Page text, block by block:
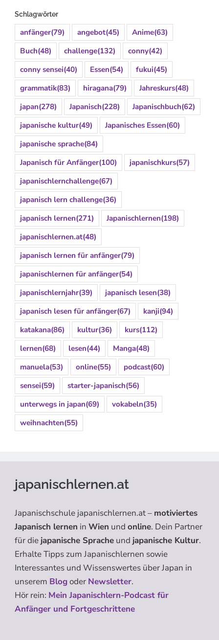
Schlagwörter
anfänger(79) angebot(45) Anime(63)
Buch(48) challenge(132) conny(42)
conny sensei(40) Essen(54) fukui(45)
grammatik(83) hiragana(79) Jahreskurs(48)
japan(278) Japanisch(228) Japanischbuch(62)
japanische kultur(49) Japanisches Essen(60)
japanische sprache(84)
Japanisch für Anfänger(100) japanischkurs(57)
japanischlernchallenge(67)
japanisch lern challenge(36)
japanisch lernen(271) Japanischlernen(198)
japanischlernen.at(48)
japanisch lernen für anfänger(79)
japanischlernen für anfänger(54)
japanischlernjahr(39) japanisch lesen(38)
japanisch lesen für anfänger(67) kanji(94)
katakana(86) kultur(36) kurs(112)
lernen(68) lesen(44) Manga(48)
manuela(53) online(55) podcast(60)
sensei(59) starter-japanisch(56)
unterwegs in japan(69) vokabeln(35)
weihnachten(55)
japanischlernen.at
Japanischschule japanischlernen.at – motiviertes
Japanisch lernen in Wien und online. Dein Partner
für die japanische Sprache und japanische Kultur.
Erhalte Tipps zum Japanischlernen sowie
Interessantes und Wissenswertes über Japan in
unserem Blogoder Newsletter.
Hör rein: Mein Japanischlern-Podcast für
Anfänger und Fortgeschrittene